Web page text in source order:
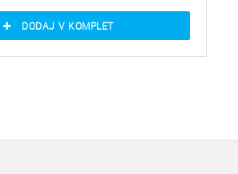
DODAJ V KOMPLET